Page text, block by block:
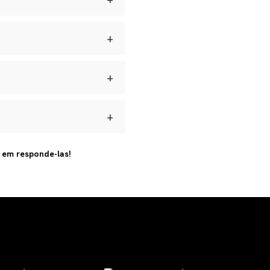
+
+
+
responde-las!